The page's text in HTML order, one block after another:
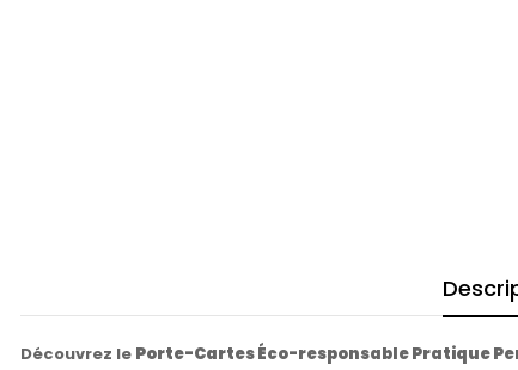
Découvrez le Porte-Cartes Éco-responsable Pratique